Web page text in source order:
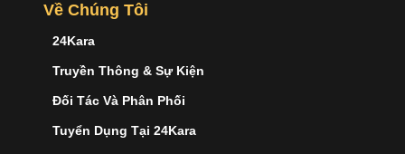
Về Chúng Tôi
24Kara
Truyền Thông & Sự Kiện
Đối Tác Và Phân Phối
Tuyển Dụng Tại 24Kara